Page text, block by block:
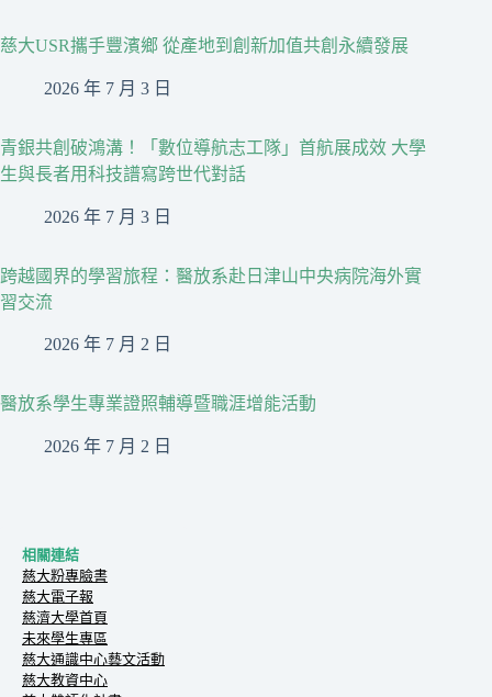
慈大USR攜手豐濱鄉 從產地到創新加值共創永續發展
2026 年 7 月 3 日
青銀共創破鴻溝！「數位導航志工隊」首航展成效 大學
生與長者用科技譜寫跨世代對話
2026 年 7 月 3 日
跨越國界的學習旅程：醫放系赴日津山中央病院海外實
習交流
2026 年 7 月 2 日
醫放系學生專業證照輔導暨職涯增能活動
2026 年 7 月 2 日
相關連結
慈大粉專臉書
慈大電子報
慈濟大學首頁
未來學生專區
慈大通識中心藝文活動
慈大教資中心